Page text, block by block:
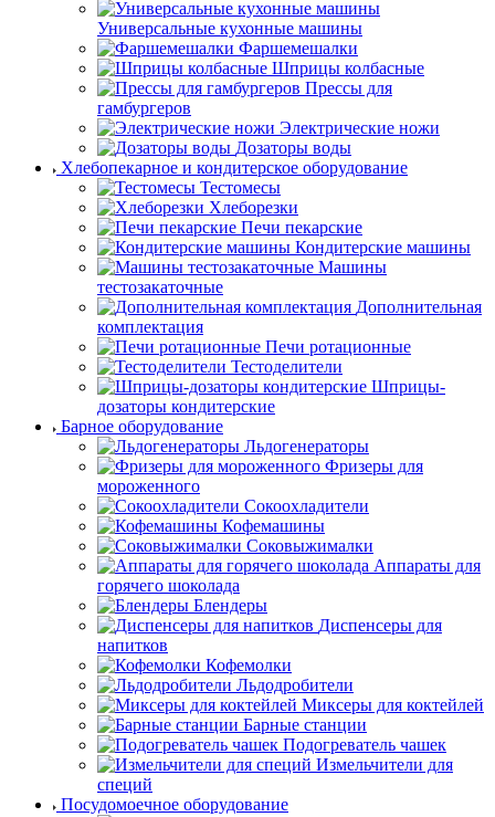
Универсальные кухонные машины
Фаршемешалки
Шприцы колбасные
Прессы для
гамбургеров
Электрические ножи
Дозаторы воды
Хлебопекарное и кондитерское оборудование
Тестомесы
Хлеборезки
Печи пекарские
Кондитерские машины
Машины
тестозакаточные
Дополнительная
комплектация
Печи ротационные
Тестоделители
Шприцы-
дозаторы кондитерские
Барное оборудование
Льдогенераторы
Фризеры для
мороженного
Сокоохладители
Кофемашины
Соковыжималки
Аппараты для
горячего шоколада
Блендеры
Диспенсеры для
напитков
Кофемолки
Льдодробители
Миксеры для коктейлей
Барные станции
Подогреватель чашек
Измельчители для
специй
Посудомоечное оборудование